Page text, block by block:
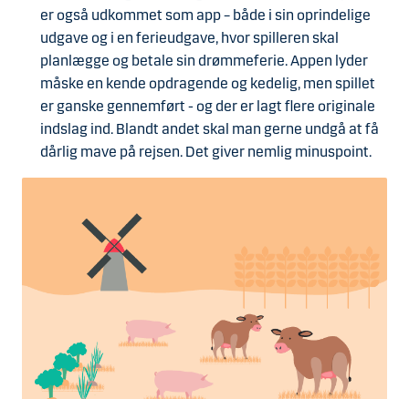
er også udkommet som app – både i sin oprindelige
udgave og i en ferieudgave, hvor spilleren skal
planlægge og betale sin drømmeferie. Appen lyder
måske en kende opdragende og kedelig, men spillet
er ganske gennemført - og der er lagt flere originale
indslag ind. Blandt andet skal man gerne undgå at få
dårlig mave på rejsen. Det giver nemlig minuspoint.